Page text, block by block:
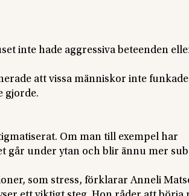
inte hade aggressiva beteenden
att vissa människor inte
gjorde.
Om man till exempel har
går under ytan och blir ännu mer
som stress, förklarar Anneli